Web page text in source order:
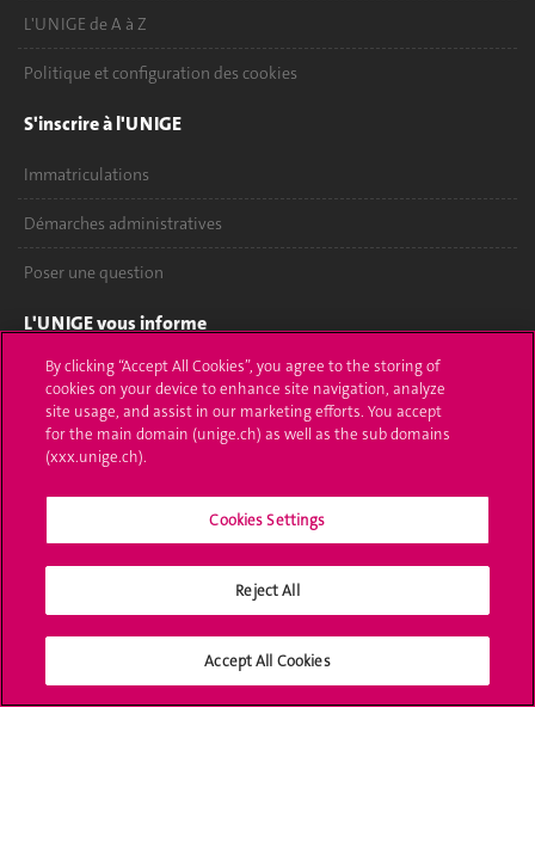
L'UNIGE de A à Z
Politique et configuration des cookies
S'inscrire à l'UNIGE
Immatriculations
Démarches administratives
Poser une question
L'UNIGE vous informe
UNIGE Mobile
Médias
Offres d'emploi
Calendrier académique
Médias sociaux UNIGE
By clicking “Accept All Cookies”, you agree to the storing of
cookies on your device to enhance site navigation, analyze
site usage, and assist in our marketing efforts. You accept
for the main domain (unige.ch) as well as the sub domains
(xxx.unige.ch).
Cookies Settings
Reject All
Accept All Cookies